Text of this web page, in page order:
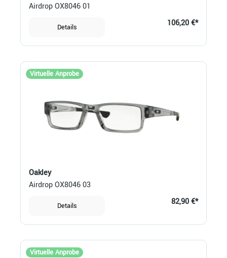
Airdrop OX8046 01
Details 106,20 €*
Virtuelle Anprobe
Oakley
Airdrop OX8046 03
Details 82,90 €*
Virtuelle Anprobe